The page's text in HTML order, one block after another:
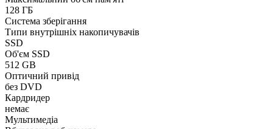
128 ГБ
Система зберігання
Типи внутрішніх накопичувачів
SSD
Об'єм SSD
512 GB
Оптичний привід
без DVD
Кардридер
немає
Мультимедіа